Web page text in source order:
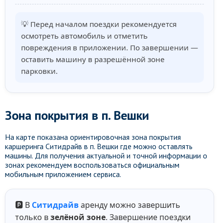
💡 Перед началом поездки рекомендуется
осмотреть автомобиль и отметить
повреждения в приложении. По завершении —
оставить машину в разрешённой зоне
парковки.
Зона покрытия в п. Вешки
На карте показана ориентировочная зона покрытия
каршеринга Ситидрайв в п. Вешки где можно оставлять
машины. Для получения актуальной и точной информации о
зонах рекомендуем воспользоваться официальным
мобильным приложением сервиса.
🅿️ В Ситидрайваренду можно завершить
только взелёной зоне. Завершение поездки